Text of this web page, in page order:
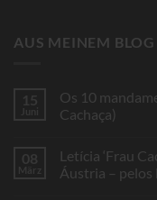
AUS MEINEM BLOG
15
Juni
Os 10
Cachaça)
Os
10
08
März
Letícia ‘Frau
Áustria – pelos